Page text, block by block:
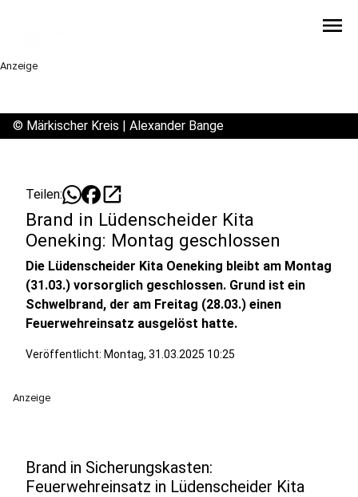
menu
Anzeige
© Märkischer Kreis | Alexander Bange
Teilen: open_in_new
Brand in Lüdenscheider Kita
Oeneking: Montag geschlossen
Die Lüdenscheider Kita Oeneking bleibt am Montag
(31.03.) vorsorglich geschlossen. Grund ist ein
Schwelbrand, der am Freitag (28.03.) einen
Feuerwehreinsatz ausgelöst hatte.
Veröffentlicht: Montag, 31.03.2025 10:25
Anzeige
Brand in Sicherungskasten:
Feuerwehreinsatz in Lüdenscheider Kita